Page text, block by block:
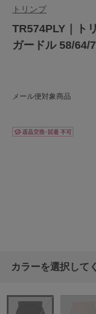
トリンプ
TR574PLY｜ト
ガードル 58/64/
メール便対象商品
カラーを選択して